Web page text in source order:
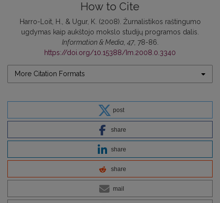
How to Cite
Harro-Loit, H., & Ugur, K. (2008). Žurnalistikos raštingumo
ugdymas kaip aukštojo mokslo studijų programos dalis.
Information & Media,47, 78-86.
https://doi.org/10.15388/Im.2008.0.3340
More Citation Formats
post
share
share
share
mail